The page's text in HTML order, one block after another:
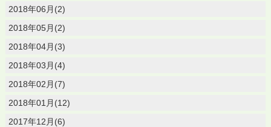
2018年06月(2)
2018年05月(2)
2018年04月(3)
2018年03月(4)
2018年02月(7)
2018年01月(12)
2017年12月(6)